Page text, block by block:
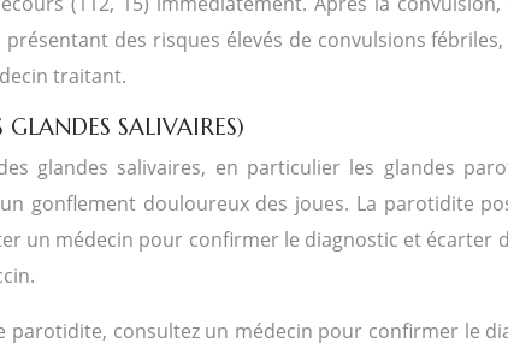
des risques élevés de convulsions
traitant.
SALIVAIRES)
glandes salivaires, en particulier les glandes
gonflement douloureux des joues. La parotidite
un médecin pour confirmer le diagnostic et écarter
parotidite, consultez un médecin pour confirmer le